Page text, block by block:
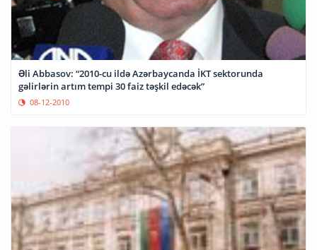
Əli Abbasov: “2010-cu ildə Azərbaycanda İKT sektorunda
gəlirlərin artım tempi 30 faiz təşkil edəcək”
08-12-2010